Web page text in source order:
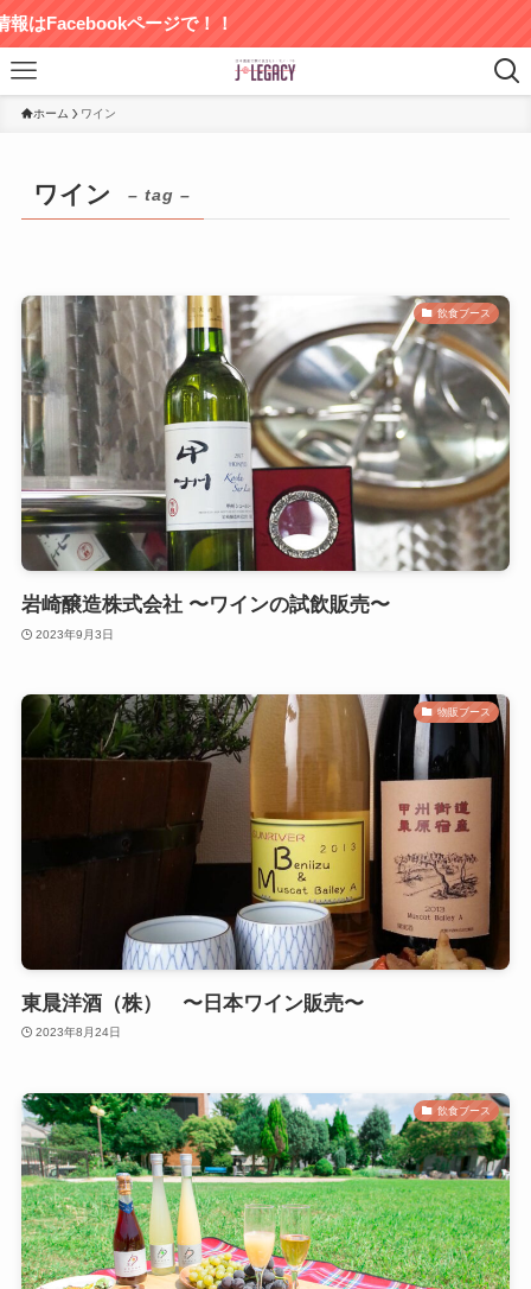
ページで！！
ホーム ワイン
ワイン – tag –
飲食ブース
岩崎醸造株式会社 〜ワインの試飲販売〜
2023年9月3日
物販ブース
東晨洋酒（株） 〜日本ワイン販売〜
2023年8月24日
飲食ブース